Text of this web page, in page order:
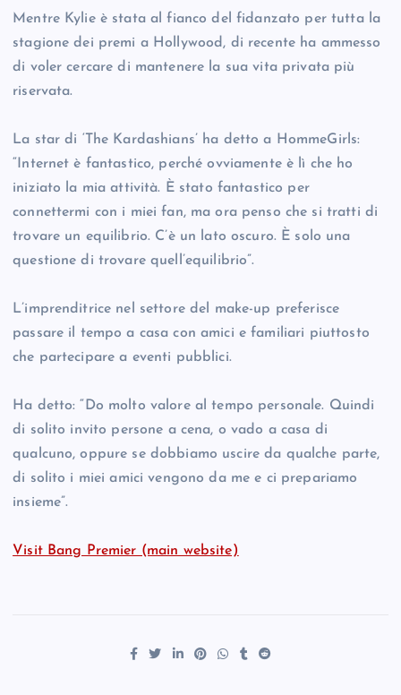
Mentre Kylie è stata al fianco del fidanzato per tutta la
stagione dei premi a Hollywood, di recente ha ammesso
di voler cercare di mantenere la sua vita privata più
riservata.
La star di ‘The Kardashians’ ha detto a HommeGirls:
“Internet è fantastico, perché ovviamente è lì che ho
iniziato la mia attività. È stato fantastico per
connettermi con i miei fan, ma ora penso che si tratti di
trovare un equilibrio. C’è un lato oscuro. È solo una
questione di trovare quell’equilibrio”.
L’imprenditrice nel settore del make-up preferisce
passare il tempo a casa con amici e familiari piuttosto
che partecipare a eventi pubblici.
Ha detto: “Do molto valore al tempo personale. Quindi
di solito invito persone a cena, o vado a casa di
qualcuno, oppure se dobbiamo uscire da qualche parte,
di solito i miei amici vengono da me e ci prepariamo
insieme”.
Visit Bang Premier (main website)